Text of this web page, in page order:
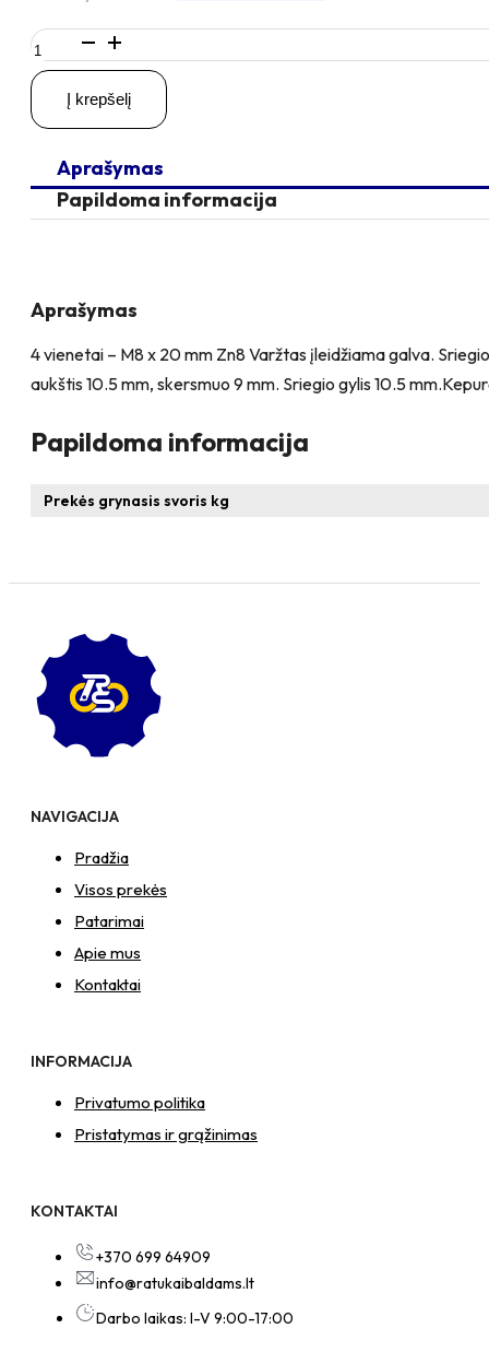
produkto
kiekis:
4
vienetai
–
20
Zn
+
4
vienetai
–
NEM8x10
veržlė
Į krepšelį
Aprašymas
Papildoma informacija
Aprašymas
4 vienetai – M8 x 20 mm Zn8 Varžtas įleidžiama galva.
aukštis 10.5 mm, skersmuo 9 mm. Sriegio gylis 10.5
Papildoma informacija
Prekės grynasis svoris kg
NAVIGACIJA
Pradžia
Visos prekės
Patarimai
Apie mus
Kontaktai
INFORMACIJA
Privatumo politika
Pristatymas ir grąžinimas
KONTAKTAI
+370 699 64909
info@ratukaibaldams.lt
Darbo laikas: I-V 9:00-17:00